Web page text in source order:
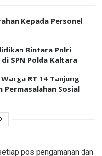
Kepada Personel
Bintara Polri
di SPN Polda Kaltara
RT 14 Tanjung
Permasalahan Sosial
pos pengamanan dan